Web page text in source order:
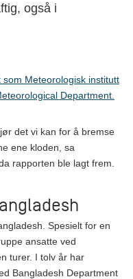
også i
som Meteorologisk institutt
Department.
det vi kan for å bremse
ene kloden, sa
rapporten ble lagt frem.
Spesielt for en
ansatte ved
turer. I tolv år har
Bangladesh Department